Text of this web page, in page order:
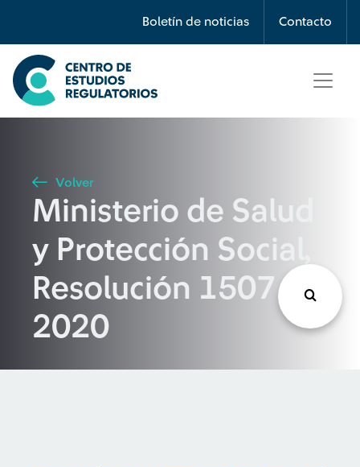
Boletín de noticias Contacto
Búsqueda
Seleccione país
Buscar
Volver
Ministerio de Salud
y Protección Social,
Resolución 1507 de
2020